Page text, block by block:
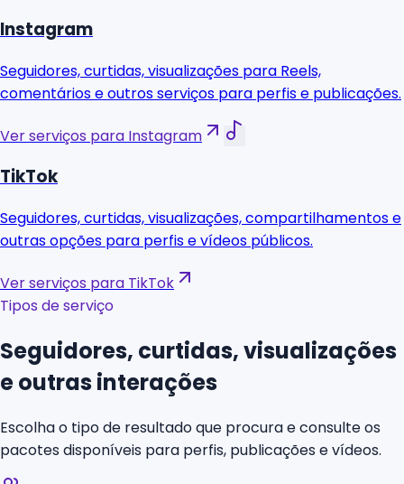
Instagram
Seguidores, curtidas, visualizações para Reels,
comentários e outros serviços para perfis e publicações.
Ver serviços para Instagram
TikTok
Seguidores, curtidas, visualizações, compartilhamentos e
outras opções para perfis e vídeos públicos.
Ver serviços para TikTok
Tipos de serviço
Seguidores, curtidas, visualizações
e outras interações
Escolha o tipo de resultado que procura e consulte os
pacotes disponíveis para perfis, publicações e vídeos.